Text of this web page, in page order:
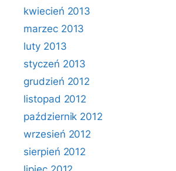
kwiecień 2013
marzec 2013
luty 2013
styczeń 2013
grudzień 2012
listopad 2012
październik 2012
wrzesień 2012
sierpień 2012